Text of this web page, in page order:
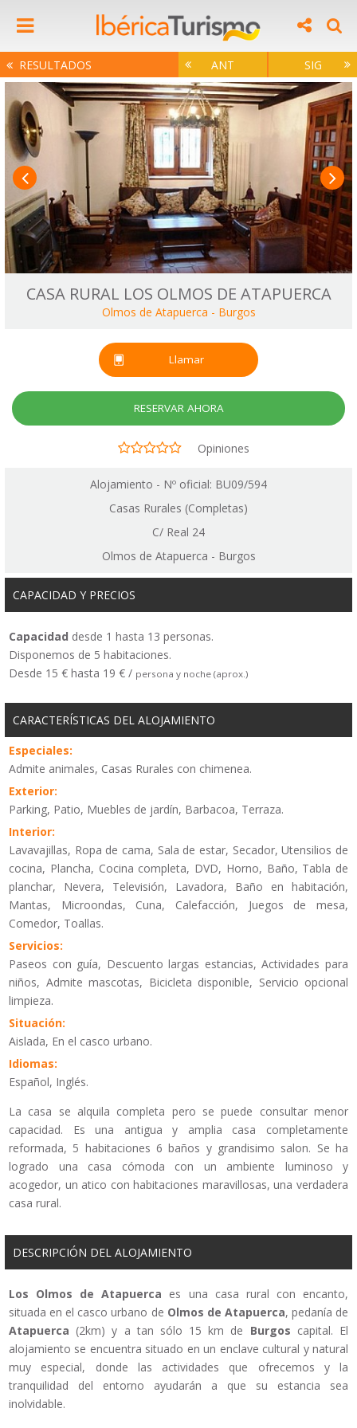
RESULTADOS ANT SIG
CASA RURAL LOS OLMOS DE ATAPUERCA
Olmos de Atapuerca - Burgos
Llamar
RESERVAR AHORA
Opiniones
Alojamiento - Nº oficial: BU09/594
Casas Rurales (Completas)
C/ Real 24
Olmos de Atapuerca - Burgos
CAPACIDAD Y PRECIOS
Capacidad desde 1 hasta 13 personas.
Disponemos de 5 habitaciones.
Desde 15 € hasta 19 € / persona y noche (aprox.)
CARACTERÍSTICAS DEL ALOJAMIENTO
Especiales:
Admite animales, Casas Rurales con chimenea.
Exterior:
Parking, Patio, Muebles de jardín, Barbacoa, Terraza.
Interior:
Lavavajillas, Ropa de cama, Sala de estar, Secador, Utensilios de
cocina, Plancha, Cocina completa, DVD, Horno, Baño, Tabla de
planchar, Nevera, Televisión, Lavadora, Baño en habitación,
Mantas, Microondas, Cuna, Calefacción, Juegos de mesa,
Comedor, Toallas.
Servicios:
Paseos con guía, Descuento largas estancias, Actividades para
niños, Admite mascotas, Bicicleta disponible, Servicio opcional
limpieza.
Situación:
Aislada, En el casco urbano.
Idiomas:
Español, Inglés.
La casa se alquila completa pero se puede consultar menor
capacidad. Es una antigua y amplia casa completamente
reformada, 5 habitaciones 6 baños y grandisimo salon. Se ha
logrado una casa cómoda con un ambiente luminoso y
acogedor, un atico con habitaciones maravillosas, una verdadera
casa rural.
DESCRIPCIÓN DEL ALOJAMIENTO
Los Olmos de Atapuerca es una casa rural con encanto,
situada en el casco urbano de Olmos de Atapuerca, pedanía de
Atapuerca (2km) y a tan sólo 15 km de Burgos capital. El
alojamiento se encuentra situado en un enclave cultural y natural
muy especial, donde las actividades que ofrecemos y la
tranquilidad del entorno ayudarán a que su estancia sea
inolvidable.